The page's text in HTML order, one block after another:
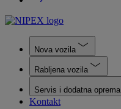
Nova vozila
Rabljena vozila
Servis i dodatna oprema
Kontakt